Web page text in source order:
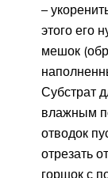
–
этого его
мешок
Субстрат
влажным
отводок
отрезать
горшок с